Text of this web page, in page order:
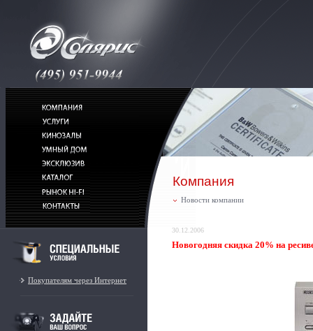
Покупателям через Интернет
Компания
Новости компании
30.12.2006
Новогодняя скидка 20% на